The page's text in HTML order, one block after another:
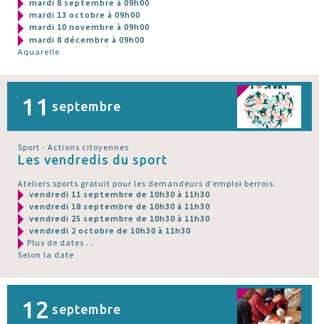
mardi 8 septembre à 09h00
mardi 13 octobre à 09h00
mardi 10 novembre à 09h00
mardi 8 décembre à 09h00
Aquarelle
11 septembre
Sport - Actions citoyennes
Les vendredis du sport
Ateliers sports gratuit pour les demandeurs d’emploi berrois.
vendredi 11 septembre de 10h30 à 11h30
vendredi 18 septembre de 10h30 à 11h30
vendredi 25 septembre de 10h30 à 11h30
vendredi 2 octobre de 10h30 à 11h30
Plus de dates ...
Selon la date
12 septembre